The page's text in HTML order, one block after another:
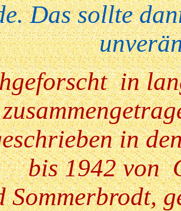
Das sollte
in
in
bis 1942 von
Sommerbrodt,